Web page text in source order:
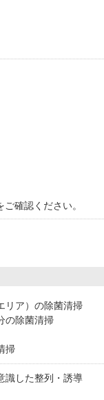
確認ください。
リア）の除菌清掃
の除菌清掃
掃
識した整列・誘導